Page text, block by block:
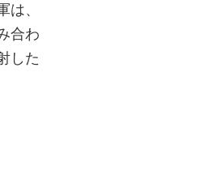
、
合わ
した